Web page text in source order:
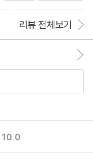
리뷰 전체보기